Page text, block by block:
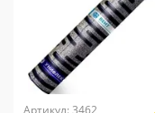
Артикул: 3462